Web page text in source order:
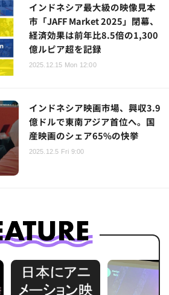
インドネシア最大級の映像見本
市「JAFF Market 2025」閉幕、
経済効果は前年比8.5倍の1,300
億ルピア超を記録
2025.12.15 Mon 12:00
インドネシア映画市場、興収3.9
億ドルで東南アジア首位へ。国
産映画のシェア65%の快挙
2025.12.5 Fri 9:00